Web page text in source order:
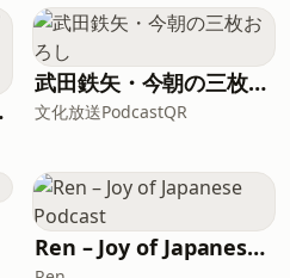
]
武田鉄矢・今朝の三枚おろし
文化放送PodcastQR
Ren – Joy of Japanese Podcast